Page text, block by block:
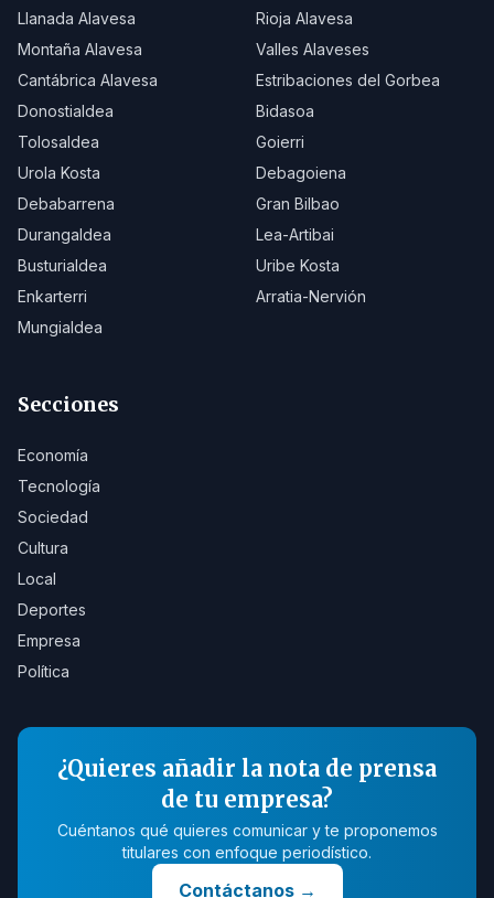
Llanada Alavesa
Rioja Alavesa
Montaña Alavesa
Valles Alaveses
Cantábrica Alavesa
Estribaciones del Gorbea
Donostialdea
Bidasoa
Tolosaldea
Goierri
Urola Kosta
Debagoiena
Debabarrena
Gran Bilbao
Durangaldea
Lea-Artibai
Busturialdea
Uribe Kosta
Enkarterri
Arratia-Nervión
Mungialdea
Secciones
Economía
Tecnología
Sociedad
Cultura
Local
Deportes
Empresa
Política
¿Quieres añadir la nota de prensa
de tu empresa?
Cuéntanos qué quieres comunicar y te proponemos
titulares con enfoque periodístico.
Contáctanos→